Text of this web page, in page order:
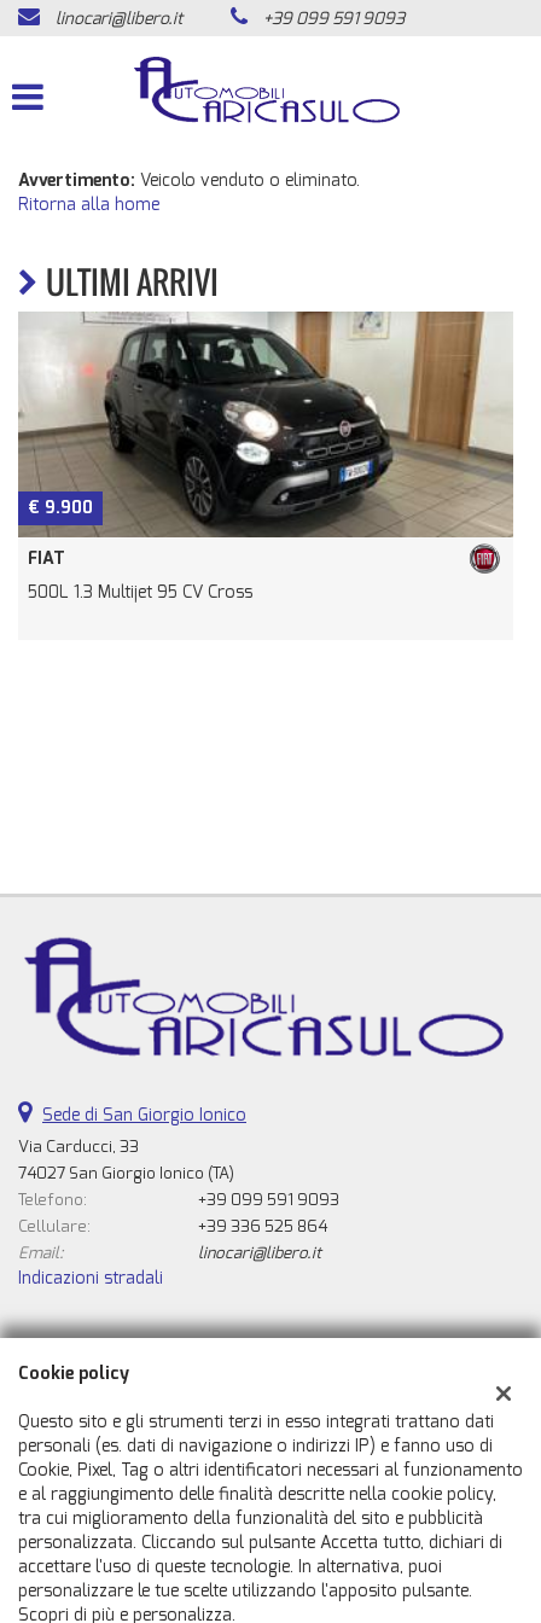
HOME
LISTA VEICOLI
ACQUISTIAMO USATO
CONTATTI
NEWS
AREA COMMERCIANTI
linocari@libero.it +39 099 591 9093
Avvertimento: Veicolo venduto o eliminato.
Ritorna alla home
ULTIMI ARRIVI
€ 9.900
FIAT
500L 1.3 Multijet 95 CV Cross
Sede di San Giorgio Ionico
Via Carducci, 33
74027 San Giorgio Ionico (TA)
Telefono:
+39 099 591 9093
Cellulare:
+39 336 525 864
Email:
linocari@libero.it
Indicazioni stradali
Dati fiscali:
Automobili Caricasulo Snc
Via Carducci, 33, San Giorgio Ionico (TA)
C.F/P.IVA:02007050731
Registro delle imprese:TA
Cookie policy
Questo sito e gli strumenti terzi in esso integrati trattano dati
personali (es. dati di navigazione o indirizzi IP) e fanno uso di
Cookie, Pixel, Tag o altri identificatori necessari al funzionamento
e al raggiungimento delle finalità descritte nella cookie policy,
tra cui miglioramento della funzionalità del sito e pubblicità
personalizzata. Cliccando sul pulsante Accetta tutto, dichiari di
accettare l'uso di queste tecnologie. In alternativa, puoi
personalizzare le tue scelte utilizzando l'apposito pulsante.
Scopri di più e personalizza.